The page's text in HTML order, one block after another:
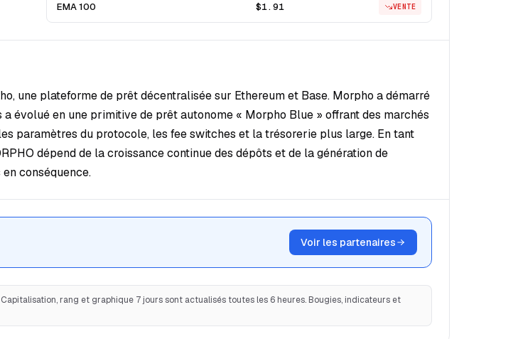
EMA 100 $1.91 VENTE
une plateforme de prêt décentralisée sur Ethereum et Base. Morpho a démarré
évolué en une primitive de prêt autonome « Morpho Blue » offrant des marchés
paramètres du protocole, les fee switches et la trésorerie plus large. En tant
dépend de la croissance continue des dépôts et de la génération de
conséquence.
Voir les partenaires
rang et graphique 7 jours sont actualisés toutes les 6 heures. Bougies, indicateurs et